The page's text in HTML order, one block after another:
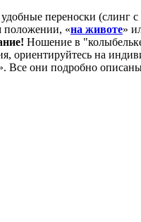
переноски (слинг
положении, «на животе»
Ношение в
на
Все они подробно